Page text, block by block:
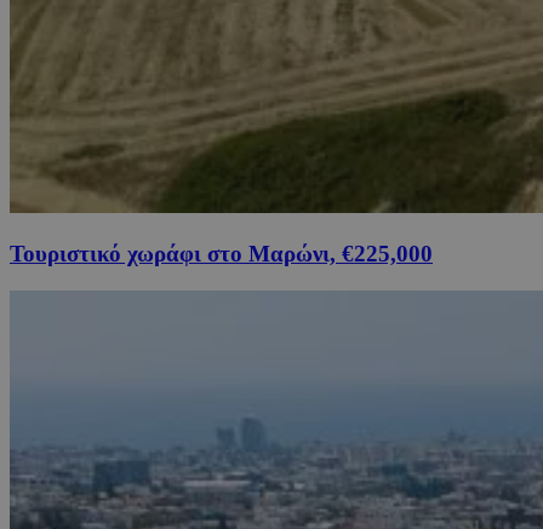
Τουριστικό χωράφι στο Μαρώνι, €225,000